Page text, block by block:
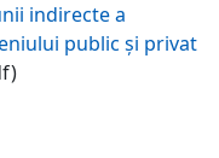
indirecte a
public şi privat